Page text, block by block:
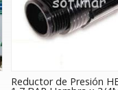
Reductor de Presión